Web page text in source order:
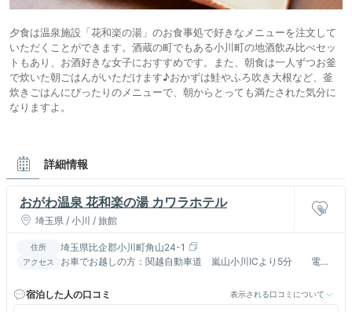
夕食は温泉施設「花和楽の湯」のお食事処で好きなメニューを注文して
いただくことができます。酒蔵の町でもある小川町の地酒飲み比べセッ
トもあり、お酒好きな女子におすすめです。また、朝食は一人ずつお釜
で炊いた朝ごはんがいただけます♪おかずは鮭やふろ吹き大根など、釜
炊きごはんにぴったりのメニューで、朝からとっても満たされた気分に
なりますよ。
詳細情報
おがわ温泉 花和楽の湯 カワラホテル
埼玉県 / 小川 / 旅館
住所 埼玉県比企郡小川町角山24-1
アクセス
お車でお越しの方：関越自動車道 嵐山小川ICより5分 電車
宿泊した人の口コミ
表示される口コミについて